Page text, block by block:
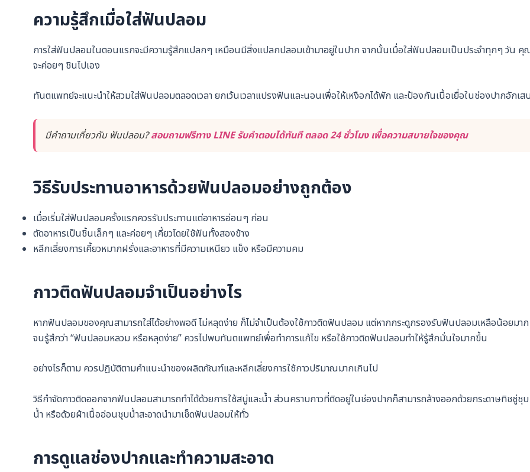
ความรู้สึกเมื่อใส่ฟันปลอม
การใส่ฟันปลอมในตอนแรกจะมีความรู้สึกแปลกๆ เหมือนมีสิ่งแปลกปลอมเข้ามาอยู่ในปาก จากนั้นเมื่อใส่ฟันปลอมเป็นประจำทุกๆ วัน
จะค่อยๆ ชินไปเอง
ทันตแพทย์จะแนะนำให้สวมใส่ฟันปลอมตลอดเวลา ยกเว้นเวลาแปรงฟันและนอนเพื่อให้เหงือกได้พัก และป้องกันเนื้อเยื่อในช่องปากอักเส
มีคำถามเกี่ยวกับ ฟันปลอม?สอบถามฟรีทาง LINE รับคำตอบได้ทันที ตลอด 24 ชั่วโมง เพื่อความสบายใจของคุณ
วิธีรับประทานอาหารด้วยฟันปลอมอย่างถูกต้อง
เมื่อเริ่มใส่ฟันปลอมครั้งแรกควรรับประทานแต่อาหารอ่อนๆ ก่อน
ตัดอาหารเป็นชิ้นเล็กๆ และค่อยๆ เคี้ยวโดยใช้ฟันทั้งสองข้าง
หลีกเลี่ยงการเคี้ยวหมากฝรั่งและอาหารที่มีความเหนียว แข็ง หรือมีความคม
กาวติดฟันปลอมจำเป็นอย่างไร
หากฟันปลอมของคุณสามารถใส่ได้อย่างพอดี ไม่หลุดง่าย ก็ไม่จำเป็นต้องใช้กาวติดฟันปลอม แต่หากกระดูกรองรับฟันปลอมเหลือน้อยมาก
จนรู้สึกว่า “ฟันปลอมหลวม หรือหลุดง่าย” ควรไปพบทันตแพทย์เพื่อทำการแก้ไข หรือใช้กาวติดฟันปลอมทำให้รู้สึกมั่นใจมากขึ้น
อย่างไรก็ตาม ควรปฏิบัติตามคำแนะนำของผลิตภัณฑ์และหลีกเลี่ยงการใช้กาวปริมาณมากเกินไป
วิธีกำจัดกาวติดออกจากฟันปลอมสามารถทำได้ด้วยการใช้สบู่และน้ำ ส่วนคราบกาวที่ติดอยู่ในช่องปากก็สามารถล้างออกด้วยกระดาษทิชชู่ชุบ
น้ำ หรือด้วยผ้าเนื้ออ่อนชุบน้ำสะอาดนำมาเช็ดฟันปลอมให้ทั่ว
การดูแลช่องปากและทำความสะอาด